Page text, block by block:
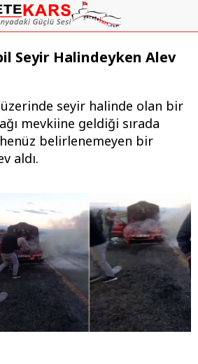
Seyir Halindeyken Alev
seyir halinde olan bir
mevkiine geldiği sırada
belirlenemeyen bir
aldı.